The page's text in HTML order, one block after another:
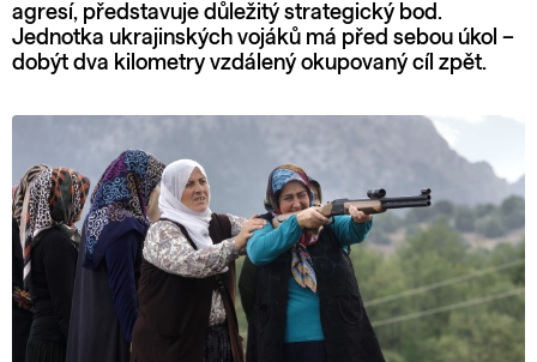
agresí, představuje důležitý strategický bod.
Jednotka ukrajinských vojáků má před sebou úkol –
dobýt dva kilometry vzdálený okupovaný cíl zpět.